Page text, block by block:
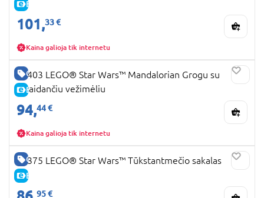
E-KAINA
101,33 €
Kaina galioja tik internetu
GERA KAINA
E-KAINA
75403 LEGO® Star Wars™ Mandalorian Grogu su
skraidančiu vežimėliu
94,44 €
Kaina galioja tik internetu
GERA KAINA
E-KAINA
75375 LEGO® Star Wars™ Tūkstantmečio sakalas
95 €